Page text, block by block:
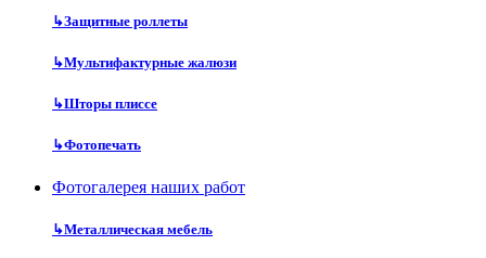
↳Защитные роллеты
↳Мультифактурные жалюзи
↳Шторы плиссе
↳Фотопечать
Фотогалерея наших работ
↳Металлическая мебель